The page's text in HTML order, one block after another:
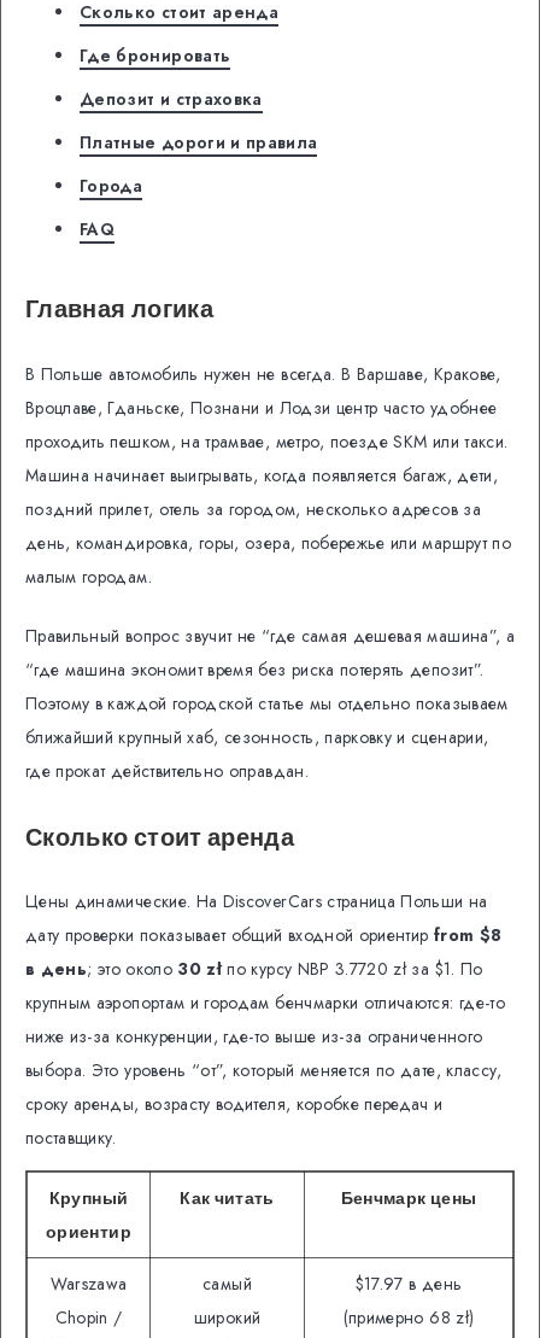
Сколько стоит аренда
Где бронировать
Депозит и страховка
Платные дороги и правила
Города
FAQ
Главная логика
В Польше автомобиль нужен не всегда. В Варшаве, Кракове,
Вроцлаве, Гданьске, Познани и Лодзи центр часто удобнее
проходить пешком, на трамвае, метро, поезде SKM или такси.
Машина начинает выигрывать, когда появляется багаж, дети,
поздний прилет, отель за городом, несколько адресов за
день, командировка, горы, озера, побережье или маршрут по
малым городам.
Правильный вопрос звучит не “где самая дешевая машина”, а
“где машина экономит время без риска потерять депозит”.
Поэтому в каждой городской статье мы отдельно показываем
ближайший крупный хаб, сезонность, парковку и сценарии,
где прокат действительно оправдан.
Сколько стоит аренда
Цены динамические. На DiscoverCars страница Польши на
дату проверки показывает общий входной ориентир from $8
в день; это около 30 złпо курсу NBP 3.7720 zł за $1. По
крупным аэропортам и городам бенчмарки отличаются: где-то
ниже из-за конкуренции, где-то выше из-за ограниченного
выбора. Это уровень “от”, который меняется по дате, классу,
сроку аренды, возрасту водителя, коробке передач и
поставщику.
Крупный
ориентир
Как читать Бенчмарк цены
Warszawa
Chopin /
самый
широкий
$17.97 в день
(примерно 68 zł)